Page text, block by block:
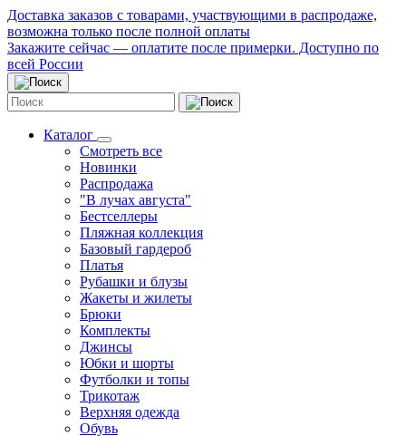
Доставка заказов с товарами, участвующими в распродаже,
возможна только после полной оплаты
Закажите сейчас — оплатите после примерки. Доступно по
всей России
Каталог
Смотреть все
Новинки
Распродажа
"В лучах августа"
Бестселлеры
Пляжная коллекция
Базовый гардероб
Платья
Рубашки и блузы
Жакеты и жилеты
Брюки
Комплекты
Джинсы
Юбки и шорты
Футболки и топы
Трикотаж
Верхняя одежда
Обувь